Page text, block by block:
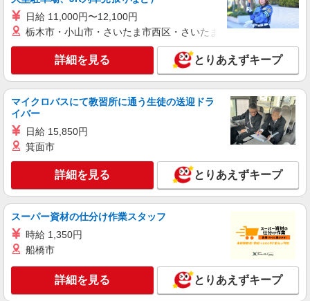
有) ゜・。○。・゜+゜・。○。・゜+゜
派遣社員
株式会社シエロ
人気機種に詳しくなれる携帯販売
【softbank】
時給1600円〜 ※別途インセンティブ、職能評
価制度あり ※残業代支給 ★交通費別途支給（規定
あり） ゜+゜・。○。・゜+゜・。○。・゜+゜ 入
可能（規程有）★ ゜・。○。・゜+゜・。○。・゜
岐阜県岐阜市の家電量販店
キープ 詳細を見る
株式会社シエロ
携帯販売スタッフ【楽天モバイル】
時給1500円〜 ※残業代支給 ★交通費別途支給
い・週払い可能（規程有）★ ゜・。○。・゜
+゜・。○。・゜+゜
キープ 詳細を見る
日給 11,000円〜12,100円
栃木市・小山市・さいたま市西区・さいたま市岩槻区・久喜市・
詳細を見る とりあえずキープ
マイクロバスにて教習所に通う生徒の送迎ドラ
イバー
日給 15,850円
箕面市
詳細を見る とりあえずキープ
スーパー資材の仕分け作業スタッフ
時給 1,350円
船橋市
詳細を見る とりあえずキープ